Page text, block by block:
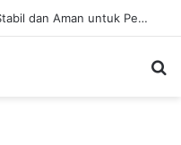
Bisnis Rumahan yang Tumbuh Stabil dan Aman untuk Pendapatan Jangka Panjang